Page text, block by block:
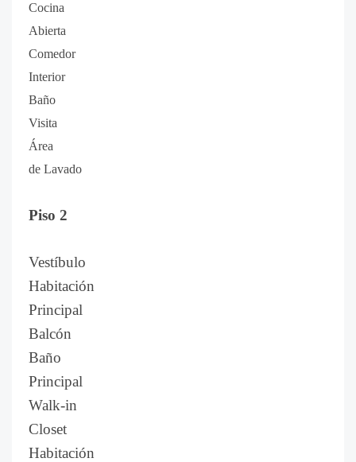
Cocina
Abierta
Comedor
Interior
Baño
Visita
Área
de Lavado
Piso 2
Vestíbulo
Habitación
Principal
Balcón
Baño
Principal
Walk-in
Closet
Habitación